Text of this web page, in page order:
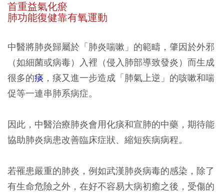
首重益氣化瘀
肺功能復健靠有氧運動
中醫將肺炎歸屬於「肺炎喘嗽」的範疇，肇因於外邪
（如細菌或病毒）入裡（侵入肺部導致發炎）而生成
很多的痰 ，痰又進一步造成「肺氣上逆」的咳嗽和喘
促等一連串肺系病症。
因此，中醫治療肺炎會用化痰和宣肺的中藥，期待能
協助肺炎病患改善臨床症狀、縮短疾病病程。
若罹患嚴重的肺炎，例如武漢肺炎病毒的感染，除了
有生命危險之外，在好不容易大病初癒之後，受傷的